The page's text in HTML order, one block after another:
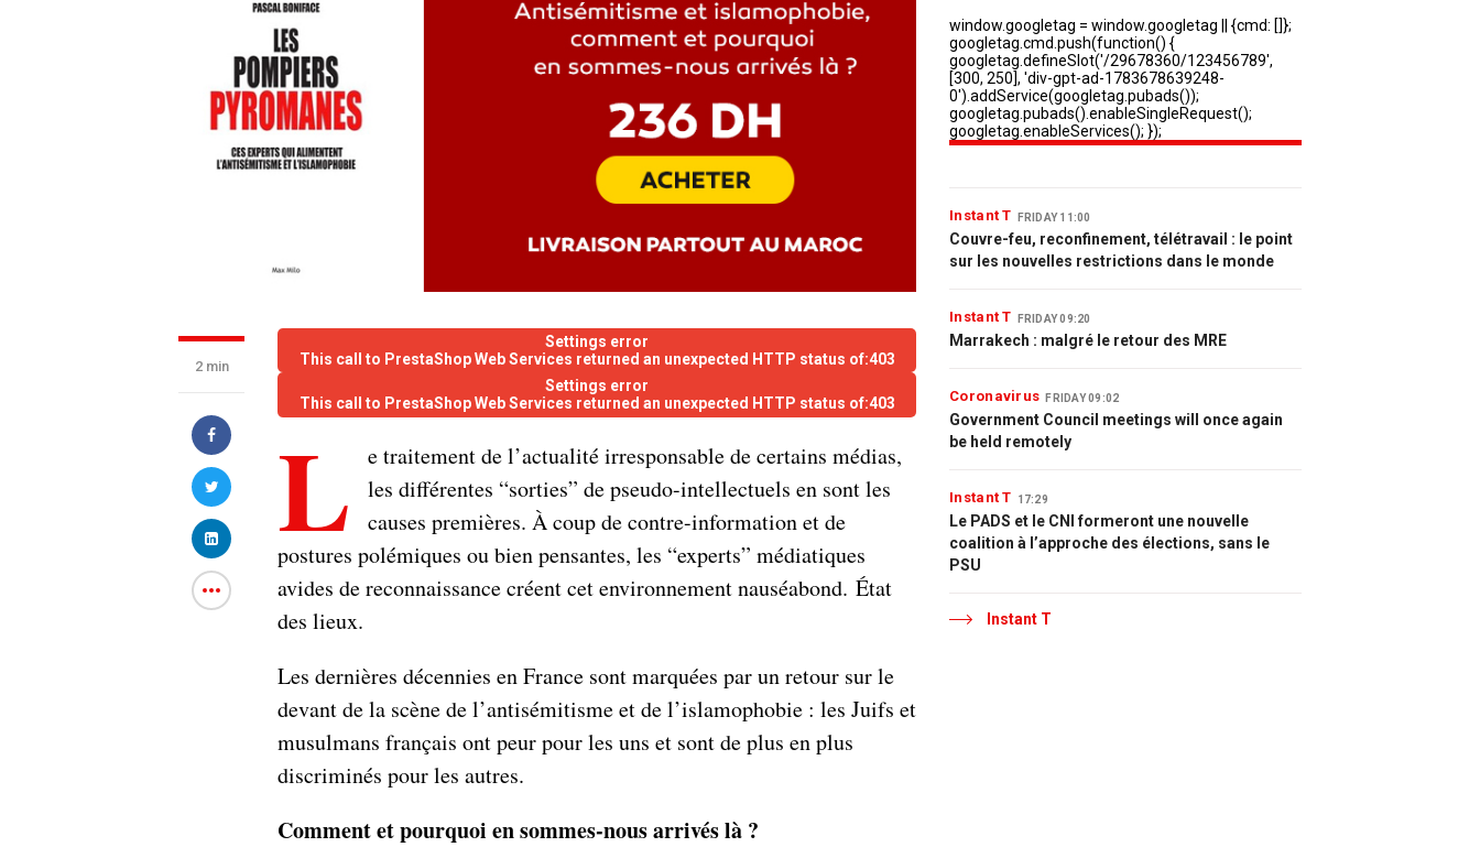
2 min
Settings error
This call to PrestaShop Web Services returned an unexpected HTTP status of:403
Settings error
This call to PrestaShop Web Services returned an unexpected HTTP status of:403
L
e traitement de l’actualité irresponsable de certains médias,
les différentes “sorties” de pseudo-intellectuels en sont les
causes premières. À coup de contre-information et de
postures polémiques ou bien pensantes, les “experts” médiatiques
avides de reconnaissance créent cet environnement nauséabond. État
des lieux.
Les dernières décennies en France sont marquées par un retour sur le
devant de la scène de l’antisémitisme et de l’islamophobie : les Juifs et
musulmans français ont peur pour les uns et sont de plus en plus
discriminés pour les autres.
Comment et pourquoi en sommes-nous arrivés là ?
Instant T FRIDAY 11:00
Couvre-feu, reconfinement, télétravail : le point
sur les nouvelles restrictions dans le monde
Instant T FRIDAY 09:20
Marrakech : malgré le retour des MRE
Coronavirus FRIDAY 09:02
Government Council meetings will once again
be held remotely
Instant T 17:29
Le PADS et le CNI formeront une nouvelle
coalition à l’approche des élections, sans le
PSU
Instant T